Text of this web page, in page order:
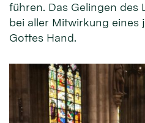
führen. Das Gelingen des
bei aller Mitwirkung eines
Gottes Hand.